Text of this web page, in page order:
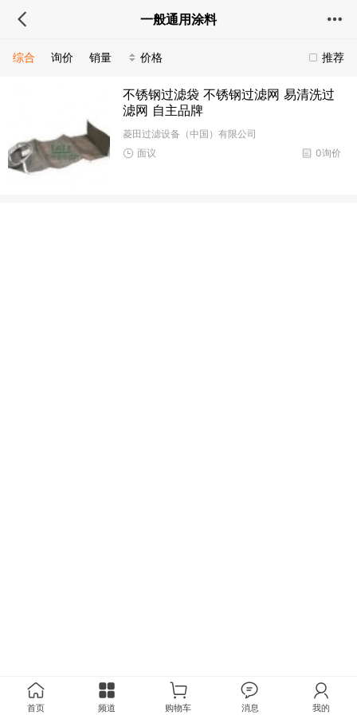
一般通用涂料
推荐
综合 询价 销量 价格
不锈钢过滤袋 不锈钢过滤网 易清洗过
滤网 自主品牌
菱田过滤设备（中国）有限公司
0询价
面议
首页 频道 购物车 消息 我的